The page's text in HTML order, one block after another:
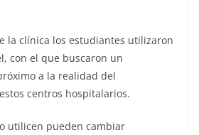
la clínica los estudiantes utilizaron
con el que buscaron un
a la realidad del
centros hospitalarios.
utilicen pueden cambiar